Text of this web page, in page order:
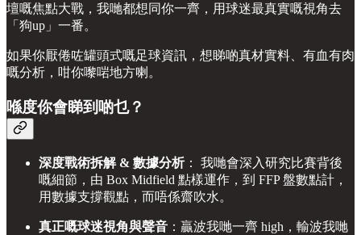
壇嘅焦點大戰，我哋都想同你一齊，用球迷最真實嘅視角去
「狗up」一番。
如果你厭倦咗罐頭式嘅足球資訊，想睇啲真材實料、有血有肉
嘅分析，咁你嚟啱地方喇。
喺度你會睇到啲乜？
深度戰術拆解 & 數據分析： 我哋會深入研究比賽背後
嘅細節，由 Box Midfield 點樣運作，到 FFP 盤數點計，
用數據支撐觀點，而唔係齋吹水。
真正嘅球迷視角與聲音 ：贏波我哋一齊 high，輸波我哋